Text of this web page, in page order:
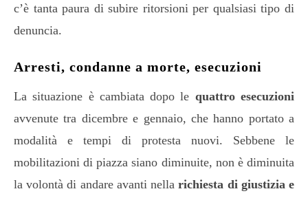
c’è tanta paura di subire ritorsioni per qualsiasi tipo di
denuncia.
Arresti, condanne a morte, esecuzioni
La situazione è cambiata dopo le quattro esecuzioni
avvenute tra dicembre e gennaio, che hanno portato a
modalità e tempi di protesta nuovi. Sebbene le
mobilitazioni di piazza siano diminuite, non è diminuita
la volontà di andare avanti nellarichiesta di giustizia e